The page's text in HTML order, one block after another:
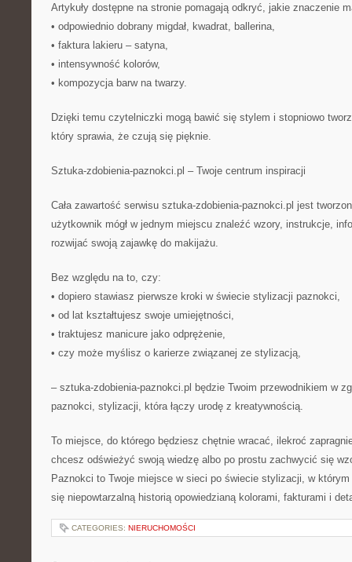
Artykuły dostępne na stronie pomagają odkryć, jakie znaczenie
• odpowiednio dobrany migdał, kwadrat, ballerina,
• faktura lakieru – satyna,
• intensywność kolorów,
• kompozycja barw na twarzy.
Dzięki temu czytelniczki mogą bawić się stylem i stopniowo
który sprawia, że czują się pięknie.
Sztuka-zdobienia-paznokci.pl – Twoje centrum inspiracji
Cała zawartość serwisu sztuka-zdobienia-paznokci.pl jest
użytkownik mógł w jednym miejscu znaleźć wzory, instrukcje,
rozwijać swoją zajawkę do makijażu.
Bez względu na to, czy:
• dopiero stawiasz pierwsze kroki w świecie stylizacji paznokci,
• od lat kształtujesz swoje umiejętności,
• traktujesz manicure jako odprężenie,
• czy może myślisz o karierze związanej ze stylizacją,
– sztuka-zdobienia-paznokci.pl będzie Twoim przewodnikiem w
paznokci, stylizacji, która łączy urodę z kreatywnością.
To miejsce, do którego będziesz chętnie wracać, ilekroć
chcesz odświeżyć swoją wiedzę albo po prostu zachwycić się
Paznokci to Twoje miejsce w sieci po świecie stylizacji, w
się niepowtarzalną historią opowiedzianą kolorami, fakturami i
CATEGORIES: NIERUCHOMOŚCI